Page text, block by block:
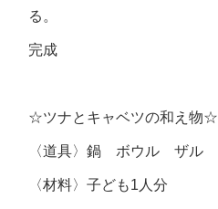
る。
完成
☆ツナとキャベツの和え物☆
〈道具〉鍋 ボウル ザル
〈材料〉子ども1人分